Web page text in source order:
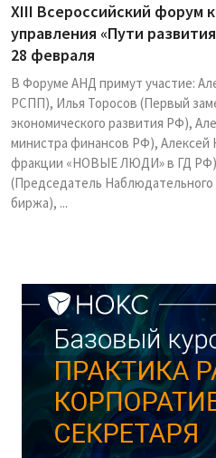
XIII Всероссийский форум
управления «Пути
28 февраля
В Форуме АНД примут участие:
РСПП), Илья Торосов (Первый
экономического развития РФ),
министра финансов РФ), Алексей
фракции «НОВЫЕ ЛЮДИ» в ГД
(Председатель
биржа), ...